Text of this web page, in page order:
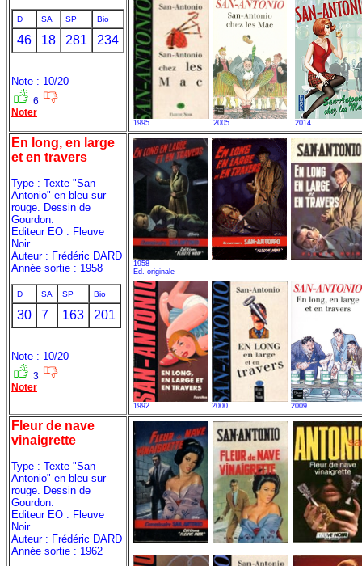
D SA SP Bio
46 18 281 234
Note : 10/20
6
Noter
1995 2005 2014
En long, en large
et en travers
Type : Texte "San
Antonio" en bleu sur
rouge. Dessin de
Gourdon.
Editeur EO : Fleuve
Noir
Auteur : Frédéric DARD
Année sortie : 1958
D SA SP Bio
30 7 163 201
Note : 10/20
3
Noter
1958
Ed. originale
1992 2000 2009
Fleur de nave
vinaigrette
Type : Texte "San
Antonio" en bleu sur
rouge. Dessin de
Gourdon.
Editeur EO : Fleuve
Noir
Auteur : Frédéric DARD
Année sortie : 1962